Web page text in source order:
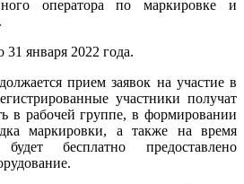
оператора по маркировке и
31 января 2022 года.
прием заявок на участие в
участники получат
в рабочей группе, в формировании
маркировки, а также на время
бесплатно предоставлено